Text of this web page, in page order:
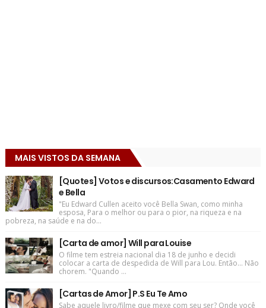
MAIS VISTOS DA SEMANA
[Quotes] Votos e discursos:Casamento Edward
e Bella
"Eu Edward Cullen aceito você Bella Swan, como minha
esposa, Para o melhor ou para o pior, na riqueza e na
pobreza, na saúde e na do...
[Carta de amor] Will para Louise
O filme tem estreia nacional dia 18 de junho e decidi
colocar a carta de despedida de Will para Lou. Então... Não
chorem. "Quando ...
[Cartas de Amor] P.S Eu Te Amo
Sabe aquele livro/filme que mexe com seu ser? Onde você